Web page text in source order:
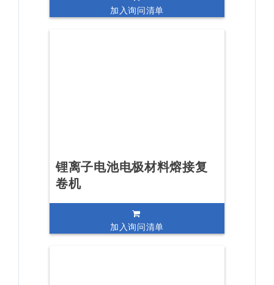
加入询问清单
锂离子电池电极材料熔接复
卷机
加入询问清单